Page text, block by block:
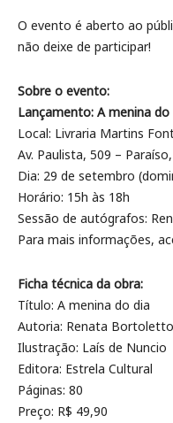
O evento é aberto ao
não deixe de participar!
Sobre o evento:
Lançamento: A menina do
Local: Livraria Martins
Av. Paulista, 509 –
Dia: 29 de setembro
Horário: 15h às 18h
Sessão de autógrafos:
Para mais informações,
Ficha técnica da obra:
Título: A menina do dia
Autoria: Renata Bortoletto
Ilustração: Laís de Nuncio
Editora: Estrela Cultural
Páginas: 80
Preço: R$ 49,90